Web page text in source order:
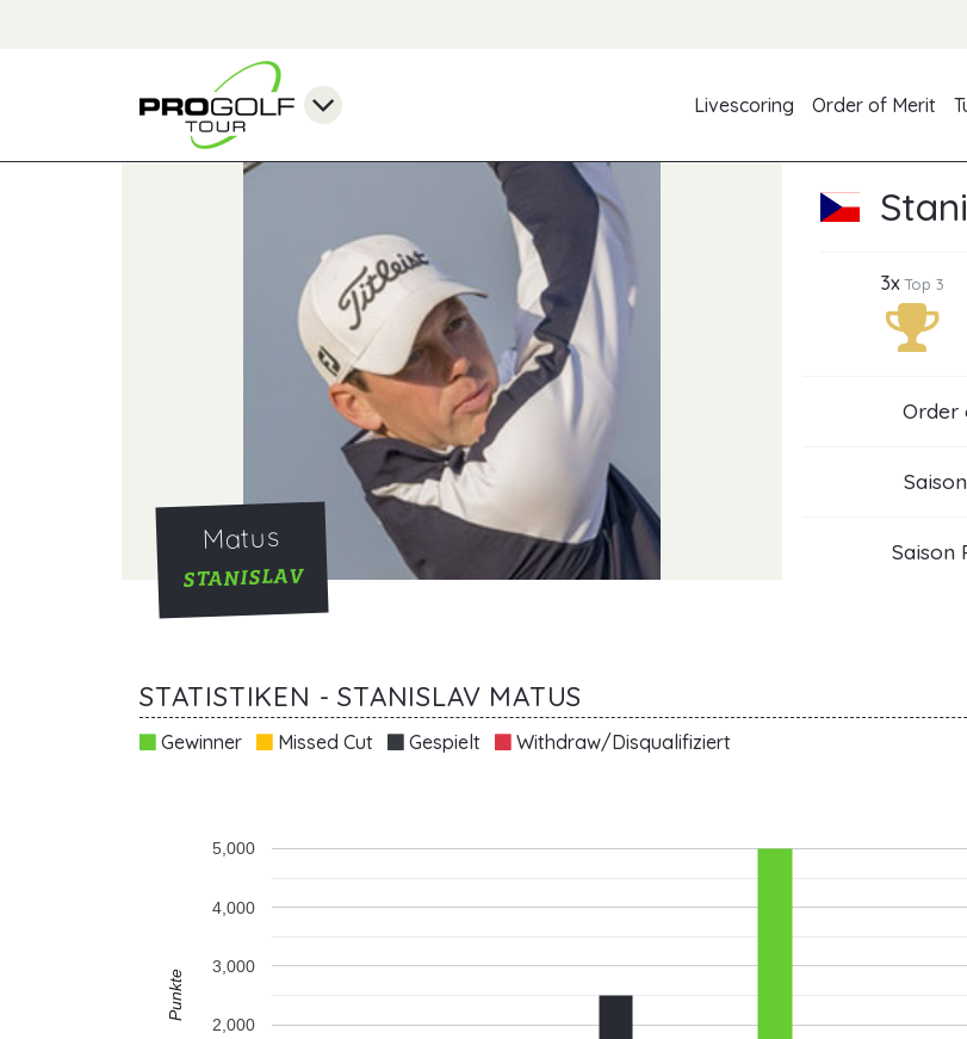
Livescoring
Order of Merit
Matus
STANISLAV
3xTop 3
Order
Saison
STATISTIKEN - STANISLAV MATUS
Gewinner Missed Cut Gespielt Withdraw/Disqualifiziert
2,000
3,000
4,000
5,000
Punkte